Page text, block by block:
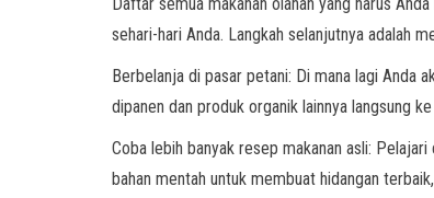
sehari-hari Anda. Langkah selanjutnya adalah
Berbelanja di pasar petani: Di mana lagi Anda
dipanen dan produk organik lainnya langsung
Coba lebih banyak resep makanan asli:
bahan mentah untuk membuat hidangan